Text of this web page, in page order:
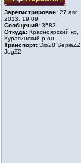
Зарегистрирован: 27 авг
2013, 19:09
Сообщений: 3583
Откуда: Красноярский кр,
Курагинский р-он
Транспорт: Dio28 SepiaZZ
JogZ2